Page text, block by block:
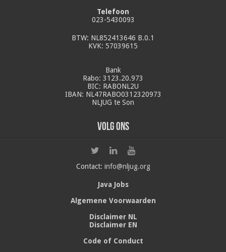
Telefoon
023-5430093
BTW: NL852413646 B.0.1
KVK: 57039615
Bank
Rabo: 3123.20.973
BIC: RABONL2U
IBAN: NL47RABO0312320973
NLJUG te Son
Volg ons
Contact: info@nljug.org
Java Jobs
Algemene Voorwaarden
Disclaimer NL
Disclaimer EN
Code of Conduct